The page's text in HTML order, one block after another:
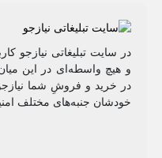
در سایت تبلیغاتی نیازجو
و هیچ واسطه‌ای در این
در خرید و فروشِ شما نیازجو
خودشان جنبه‌های مختلف